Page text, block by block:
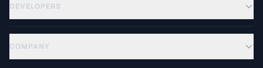
DEVELOPERS
COMPANY